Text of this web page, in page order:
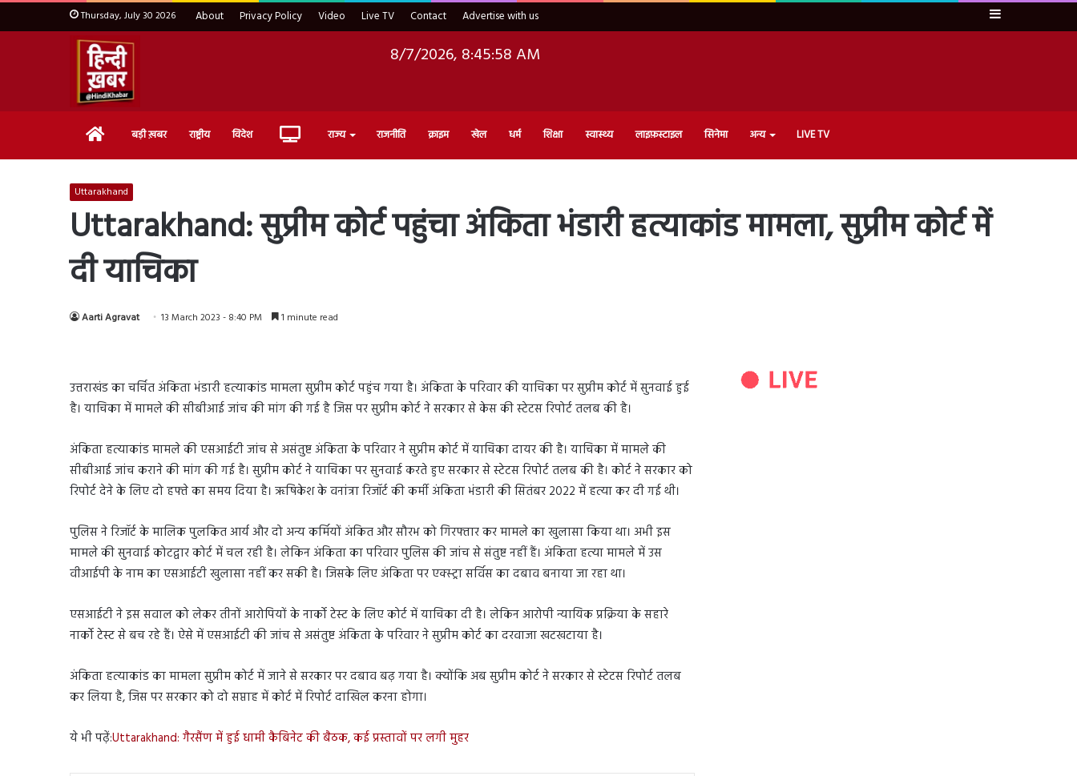
Thursday, July 30 2026 About Privacy Policy Video Live TV Contact Advertise with us Sidebar
8/7/2026, 8:45:59 AM
Home बड़ी ख़बर राष्ट्रीय विदेश Live राज्य राजनीति क्राइम खेल धर्म शिक्षा स्वास्थ्य लाइफ़स्टाइल सिनेमा अन्य LIVE TV
Uttarakhand
Uttarakhand: सुप्रीम कोर्ट पहुंचा अंकिता भंडारी हत्याकांड मामला, सुप्रीम कोर्ट में
दी याचिका
Aarti Agravat 13 March 2023 - 8:40 PM 1 minute read
उत्तराखंड का चर्चित अंकिता भंडारी हत्याकांड मामला सुप्रीम कोर्ट पहुंच गया है। अंकिता के परिवार की याचिका पर सुप्रीम कोर्ट में सुनवाई हुई
है। याचिका में मामले की सीबीआई जांच की मांग की गई है जिस पर सुप्रीम कोर्ट ने सरकार से केस की स्टेटस रिपोर्ट तलब की है।
अंकिता हत्याकांड मामले की एसआईटी जांच से असंतुष्ट अंकिता के परिवार ने सुप्रीम कोर्ट में याचिका दायर की है। याचिका में मामले की
सीबीआई जांच कराने की मांग की गई है। सुप्रीम कोर्ट ने याचिका पर सुनवाई करते हुए सरकार से स्टेटस रिपोर्ट तलब की है। कोर्ट ने सरकार को
रिपोर्ट देने के लिए दो हफ्ते का समय दिया है। ऋषिकेश के वनांत्रा रिजॉर्ट की कर्मी अंकिता भंडारी की सितंबर 2022 में हत्या कर दी गई थी।
पुलिस ने रिजॉर्ट के मालिक पुलकित आर्य और दो अन्य कर्मियों अंकित और सौरभ को गिरफ्तार कर मामले का खुलासा किया था। अभी इस
मामले की सुनवाई कोटद्वार कोर्ट में चल रही है। लेकिन अंकिता का परिवार पुलिस की जांच से संतुष्ट नहीं हैं। अंकिता हत्या मामले में उस
वीआईपी के नाम का एसआईटी खुलासा नहीं कर सकी है। जिसके लिए अंकिता पर एक्स्ट्रा सर्विस का दबाव बनाया जा रहा था।
एसआईटी ने इस सवाल को लेकर तीनों आरोपियों के नार्को टेस्ट के लिए कोर्ट में याचिका दी है। लेकिन आरोपी न्यायिक प्रक्रिया के सहारे
नार्को टेस्ट से बच रहे हैं। ऐसे में एसआईटी की जांच से असंतुष्ट अंकिता के परिवार ने सुप्रीम कोर्ट का दरवाजा खटखटाया है।
अंकिता हत्याकांड का मामला सुप्रीम कोर्ट में जाने से सरकार पर दबाव बढ़ गया है। क्योंकि अब सुप्रीम कोर्ट ने सरकार से स्टेटस रिपोर्ट तलब
कर लिया है, जिस पर सरकार को दो सप्ताह में कोर्ट में रिपोर्ट दाखिल करना होगा।
ये भी पढ़ें:Uttarakhand: गैरसैंण में हुई धामी कैबिनेट की बैठक, कई प्रस्तावों पर लगी मुहर